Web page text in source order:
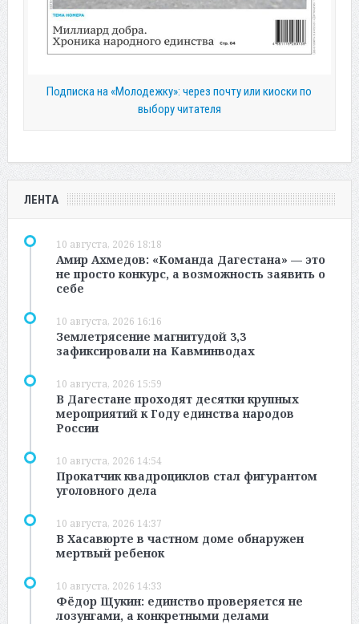
Подписка на «Молодежку»: через почту или киоски по
выбору читателя
ЛЕНТА
10 августа, 2026 18:18
Амир Ахмедов: «Команда Дагестана» — это
не просто конкурс, а возможность заявить о
себе
10 августа, 2026 16:16
Землетрясение магнитудой 3,3
зафиксировали на Кавминводах
10 августа, 2026 15:59
В Дагестане проходят десятки крупных
мероприятий к Году единства народов
России
10 августа, 2026 14:54
Прокатчик квадроциклов стал фигурантом
уголовного дела
10 августа, 2026 14:37
В Хасавюрте в частном доме обнаружен
мертвый ребенок
10 августа, 2026 14:33
Фёдор Щукин: единство проверяется не
лозунгами, а конкретными делами